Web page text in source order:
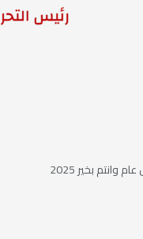
وانتم بخير 2025